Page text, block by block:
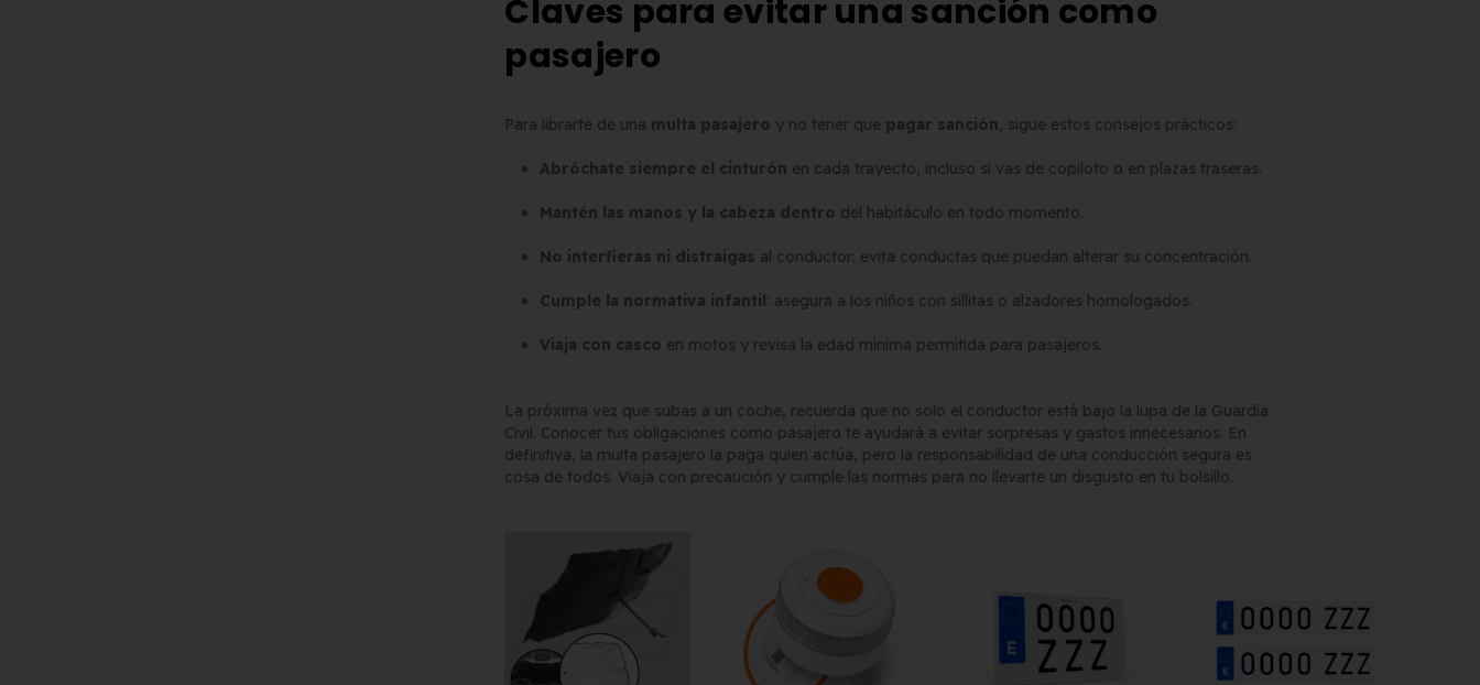
Claves para evitar una sanción como
pasajero
Para librarte de una multa pasajero y no tener que pagar sanción , sigue estos consejos prácticos:
Abróchate siempre el cinturón en cada trayecto, incluso si vas de copiloto o en plazas traseras.
Mantén las manos y la cabeza dentro del habitáculo en todo momento.
No interfieras ni distraigas al conductor: evita conductas que puedan alterar su concentración.
Cumple la normativa infantil: asegura a los niños con sillitas o alzadores homologados.
Viaja con casco en motos y revisa la edad mínima permitida para pasajeros.
La próxima vez que subas a un coche, recuerda que no solo el conductor está bajo la lupa de la Guardia
Civil. Conocer tus obligaciones como pasajero te ayudará a evitar sorpresas y gastos innecesarios. En
definitiva, la multa pasajero la paga quien actúa, pero la responsabilidad de una conducción segura es
cosa de todos. Viaja con precaución y cumple las normas para no llevarte un disgusto en tu bolsillo.